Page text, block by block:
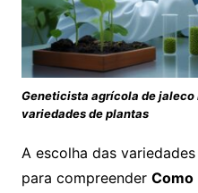
Geneticista agrícola de
variedades de plantas
A escolha das
para compreender Como